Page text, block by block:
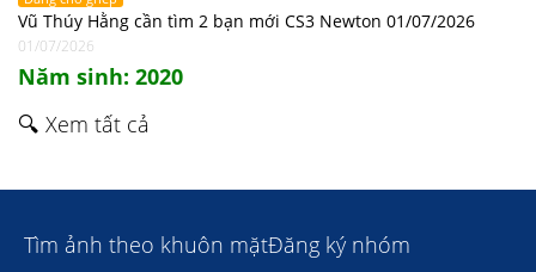
Vũ Thúy Hằng cần tìm 2 bạn mới CS3 Newton 01/07/2026
01/07/2026
Năm sinh: 2020
🔍 Xem tất cả
Tìm ảnh theo khuôn mặtĐăng ký nhóm